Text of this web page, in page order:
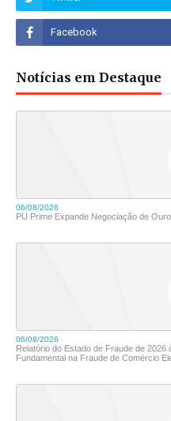
Notícias em Destaque